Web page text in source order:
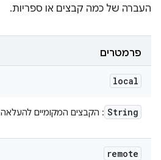
העברה של כמה קבצים או ספריות.
פרמטרים
local
String : הקבצים המקומיים להעלאה
remote